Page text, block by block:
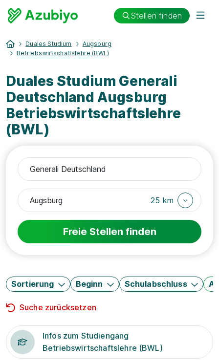
Stellen finden
Duales Studium
Augsburg
Betriebswirtschaftslehre (BWL)
Duales Studium Generali
Deutschland Augsburg
Betriebswirtschaftslehre
(BWL)
25 km
Freie Stellen finden
Sortierung Beginn Schulabschluss
Suche zurücksetzen
Infos zum Studiengang
Betriebswirtschaftslehre (BWL)